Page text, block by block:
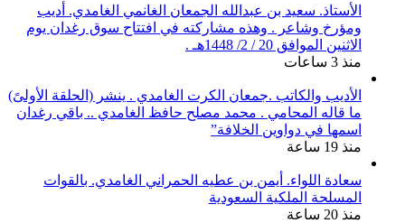
الأستاذ. سعيد بن عبدالله الجمعان الغانمي الغامدي. أديب
ومؤرخ وشاعر . وهذه مشاركته في افتتاح سوق رغدان يوم
الاثنين الموافق 20 / 2/ 1448هـ .
منذ 3 ساعات
الأديب والكاتب .جمعان الكرت الغامدي . ينشر (الحلقة الأولىً)
ما قاله المحامي . محمد مصلح حافظ الغامدي .. باقي رغدان
اسمها في دواوين الخلافة”
منذ 19 ساعة
سعادة اللواء. أيمن بن عطيه الحمراني الغامدي. بالقوات
المسلحة الملكية السعودية
منذ 20 ساعة